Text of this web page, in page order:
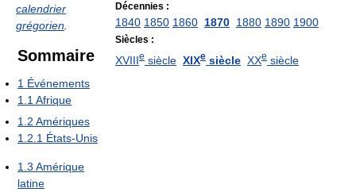
Décennies :
1840 1850 1860 1870 1880 1890 1900
Siècles :
XVIIIe siècle XIXe siècle XXe siècle
calendrier
grégorien
Sommaire
1 Événements
1.1 Afrique
1.2 Amériques
1.2.1 États-Unis
1.3 Amérique
latine